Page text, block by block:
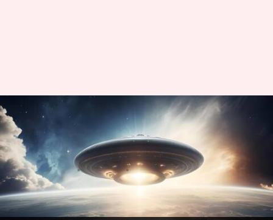
नासा के अंतरिक्ष यात्री ने UFO को
लेकर किया था दावा, बाद में हुआ ये
खुलासा
लेखन बिश्वजीत कुमार Jul 08, 2024 07:11 pm
क्या है खबर?